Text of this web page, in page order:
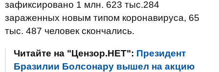
зафиксировано 1 млн. 623 тыс.284
зараженных новым типом коронавируса, 65
тыс. 487 человек скончались.
Читайте на "Цензор.НЕТ": Президент
Бразилии Болсонару вышел на акцию